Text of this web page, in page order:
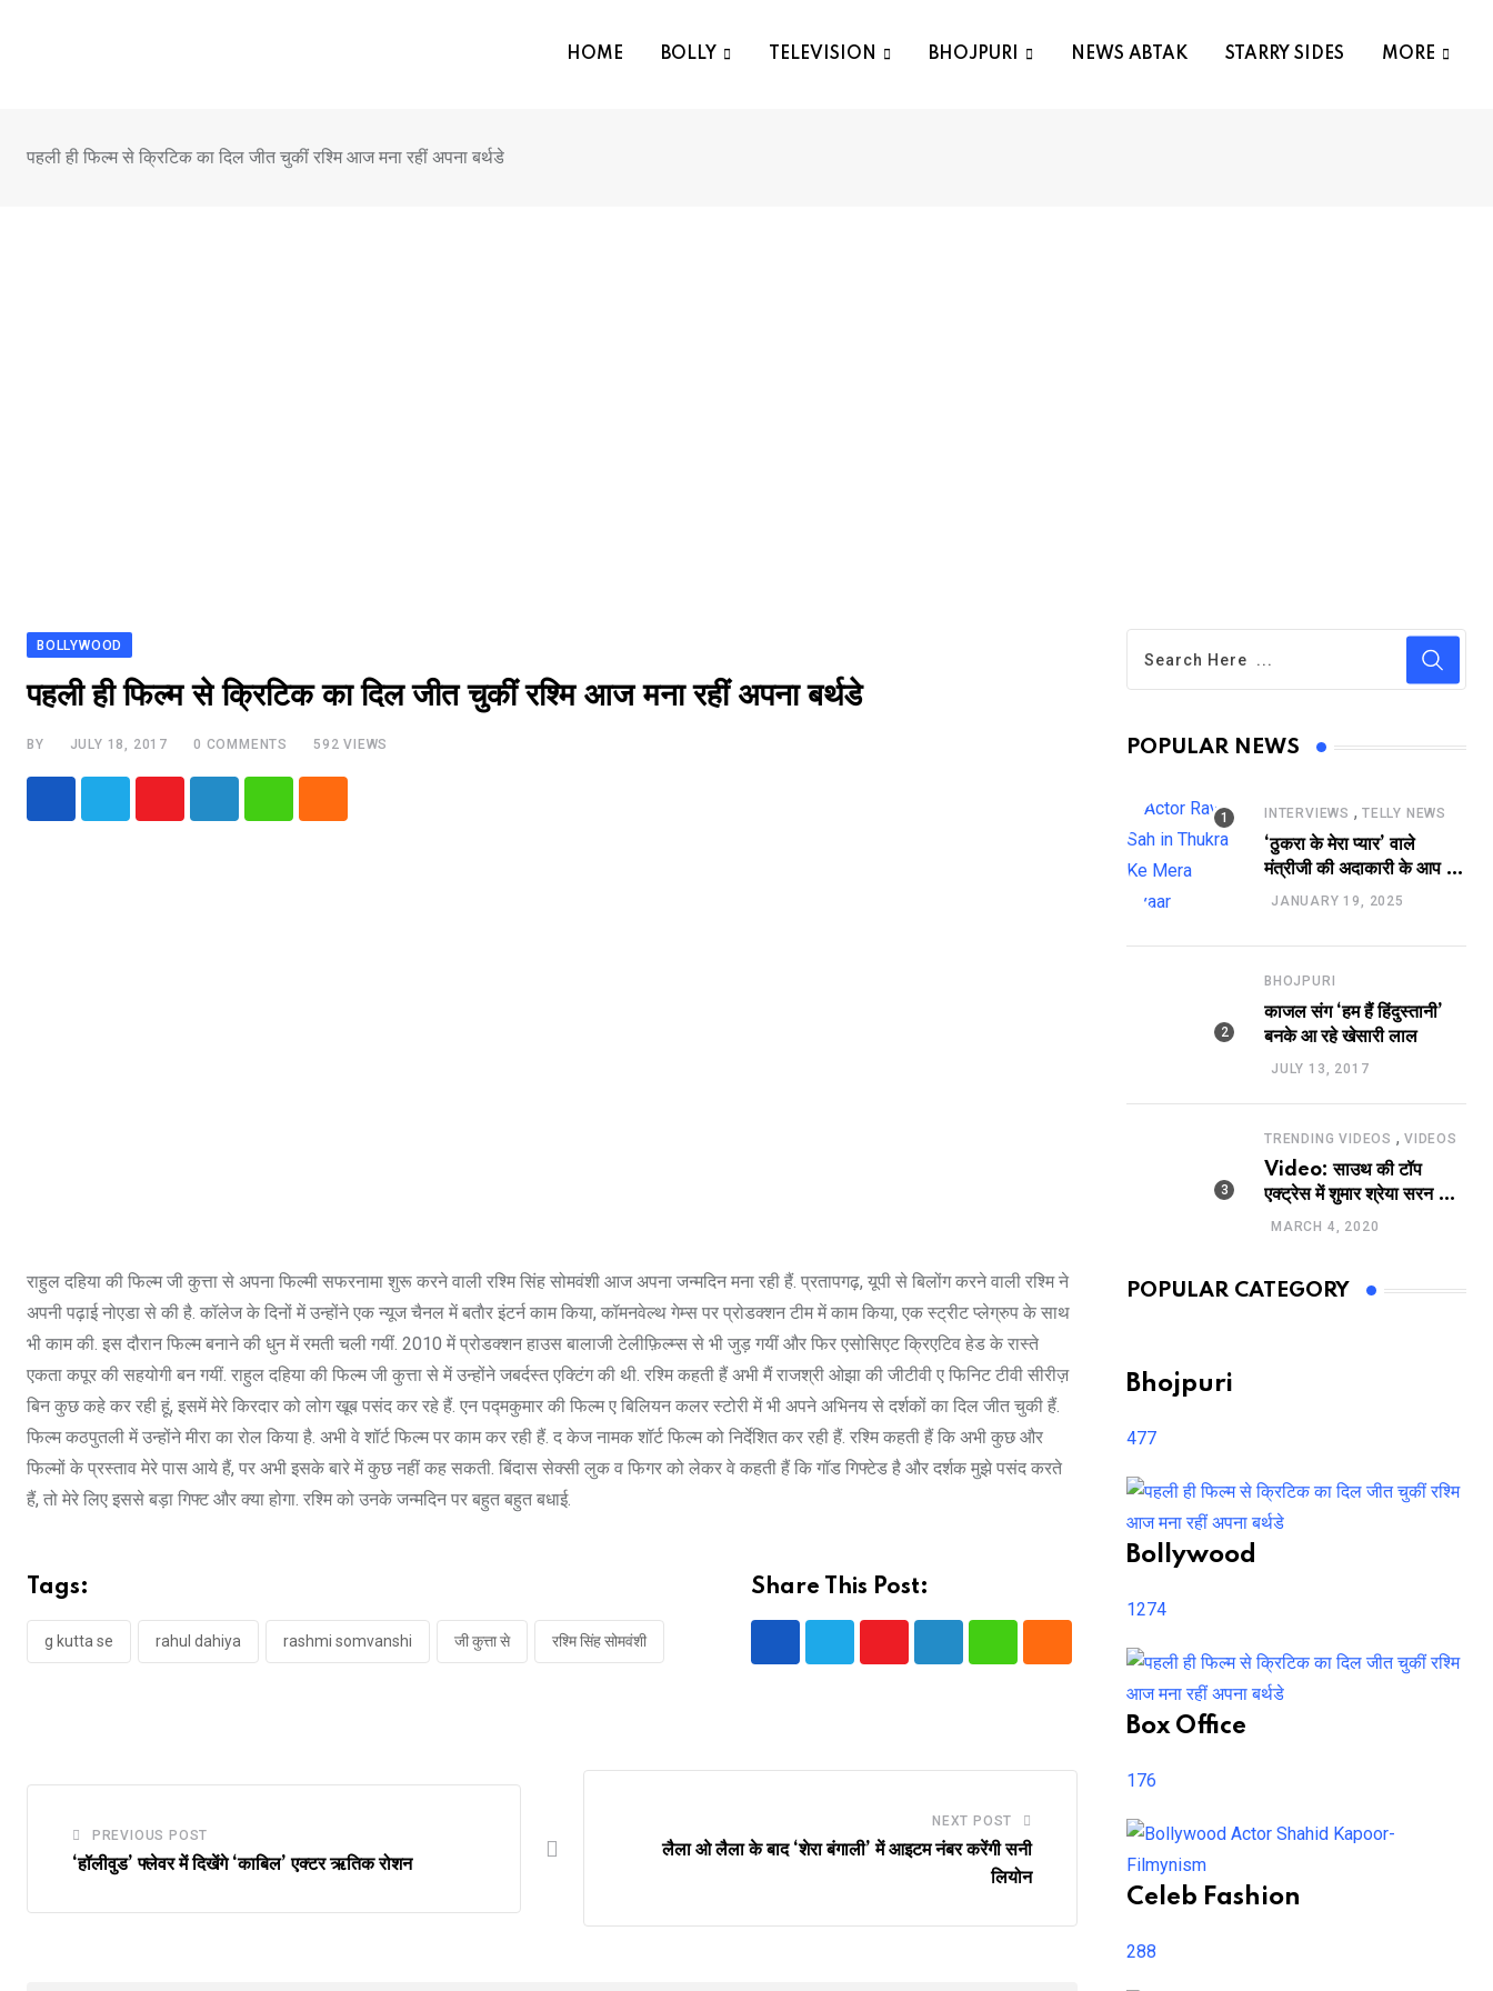
HOME BOLLY TELEVISION BHOJPURI NEWS ABTAK STARRY SIDES MORE
पहली ही फिल्म से क्रिटिक का दिल जीत चुकीं रश्मि आज मना रहीं अपना बर्थडे
BOLLYWOOD
पहली ही फिल्म से क्रिटिक का दिल जीत चुकीं रश्मि आज मना रहीं अपना बर्थडे
BY JULY 18, 2017 0 COMMENTS 592 VIEWS
Youtube LinkedIn WhatsappCloud
राहुल दहिया की फिल्म जी कुत्ता से अपना फिल्मी सफरनामा शुरू करने वाली रश्मि सिंह सोमवंशी आज अपना जन्मदिन मना रही हैं. प्रतापगढ़, यूपी से बिलोंग करने वाली रश्मि ने
अपनी पढ़ाई नोएडा से की है. कॉलेज के दिनों में उन्होंने एक न्यूज चैनल में बताैर इंटर्न काम किया, कॉमनवेल्थ गेम्स पर प्रोडक्शन टीम में काम किया, एक स्ट्रीट प्लेग्रुप के साथ
भी काम की. इस दौरान फिल्म बनाने की धुन में रमती चली गयीं. 2010 में प्रोडक्शन हाउस बालाजी टेलीफ़िल्म्स से भी जुड़ गयीं और फिर एसोसिएट क्रिएटिव हेड के रास्ते
एकता कपूर की सहयोगी बन गयीं. राहुल दहिया की फिल्म जी कुत्ता से में उन्होंने जबर्दस्त एक्टिंग की थी. रश्मि कहती हैं अभी मैं राजश्री ओझा की जीटीवी ए फिनिट टीवी सीरीज़
बिन कुछ कहे कर रही हूं, इसमें मेरे किरदार को लोग खूब पसंद कर रहे हैं. एन पद्मकुमार की फिल्म ए बिलियन कलर स्टोरी में भी अपने अभिनय से दर्शकों का दिल जीत चुकी हैं.
फिल्म कठपुतली में उन्होंने मीरा का रोल किया है. अभी वे शॉर्ट फिल्म पर काम कर रही हैं. द केज नामक शॉर्ट फिल्म को निर्देशित कर रही हैं. रश्मि कहती हैं कि अभी कुछ और
फिल्मों के प्रस्ताव मेरे पास आये हैं, पर अभी इसके बारे में कुछ नहीं कह सकती. बिंदास सेक्सी लुक व फिगर को लेकर वे कहती हैं कि गॉड गिफ्टेड है और दर्शक मुझे पसंद करते
हैं, तो मेरे लिए इससे बड़ा गिफ्ट और क्या होगा. रश्मि को उनके जन्मदिन पर बहुत बहुत बधाई.
Tags:
g kutta se rahul dahiya rashmi somvanshi जी कुत्ता से रश्मि सिंह सोमवंशी
Share This Post:
Youtube LinkedIn WhatsappCloud
PREVIOUS POST
‘हॉलीवुड’ फ्लेवर में दिखेंगे ‘काबिल’ एक्टर ऋतिक रोशन
NEXT POST
लैला ओ लैला के बाद ‘शेरा बंगाली’ में आइटम नंबर करेंगी सनी
लियोन
POPULAR NEWS
INTERVIEWS , TELLY NEWS
‘ठुकरा के मेरा प्यार’ वाले
मंत्रीजी की अदाकारी के आप भी
हो जाएंगे फैन, यकीं न हो तो
भूमिका
JANUARY 19, 2025
BHOJPURI
काजल संग ‘हम हैं हिंदुस्तानी’
बनके आ रहे खेसारी लाल
JULY 13, 2017
TRENDING VIDEOS , VIDEOS
Video: साउथ की टॉप
एक्ट्रेस में शुमार श्रेया सरन का
सेक्सी लिपलॉक
MARCH 4, 2020
POPULAR CATEGORY
Bhojpuri
477
Bollywood
1274
Box Office
176
Celeb Fashion
288